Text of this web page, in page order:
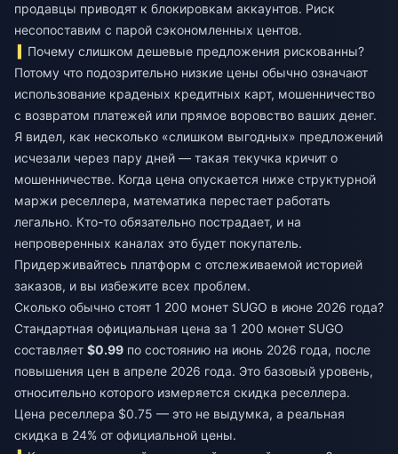
продавцы приводят к блокировкам аккаунтов. Риск
несопоставим с парой сэкономленных центов.
Почему слишком дешевые предложения рискованны?
Потому что подозрительно низкие цены обычно означают
использование краденых кредитных карт, мошенничество
с возвратом платежей или прямое воровство ваших денег.
Я видел, как несколько «слишком выгодных» предложений
исчезали через пару дней — такая текучка кричит о
мошенничестве. Когда цена опускается ниже структурной
маржи реселлера, математика перестает работать
легально. Кто-то обязательно пострадает, и на
непроверенных каналах это будет покупатель.
Придерживайтесь платформ с отслеживаемой историей
заказов, и вы избежите всех проблем.
Сколько обычно стоят 1 200 монет SUGO в июне 2026 года?
Стандартная официальная цена за 1 200 монет SUGO
составляет $0.99 по состоянию на июнь 2026 года, после
повышения цен в апреле 2026 года. Это базовый уровень,
относительно которого измеряется скидка реселлера.
Цена реселлера $0.75 — это не выдумка, а реальная
скидка в 24% от официальной цены.